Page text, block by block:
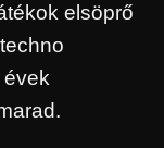
elsöprő